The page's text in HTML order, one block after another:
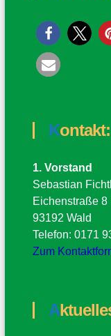
Kontakt:
1. Vorstand
Sebastian Fichtl
Eichenstraße 8
93192 Wald
Telefon: 0171
Zum